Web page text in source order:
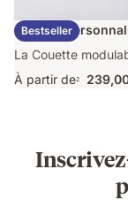
Bestseller
Couette
La Couette
À partir de2